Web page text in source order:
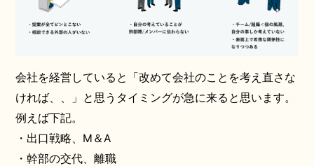
会社を経営していると「改めて会社のことを考え直さな
ければ、、」と思うタイミングが急に来ると思います。
例えば下記。
・出口戦略、M＆A
・幹部の交代、離職